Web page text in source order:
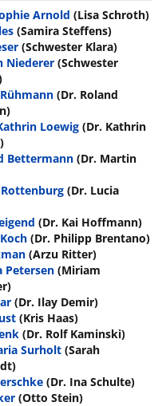
Arnold (Lisa Schroth)
(Samira Steffens)
(Schwester Klara)
Niederer (Schwester
(Dr. Roland
Loewig (Dr. Kathrin
Bettermann (Dr. Martin
Rottenburg (Dr. Lucia
(Dr. Kai Hoffmann)
(Dr. Philipp Brentano)
(Arzu Ritter)
Petersen (Miriam
(Dr. Ilay Demir)
(Kris Haas)
(Dr. Rolf Kaminski)
Surholt (Sarah
(Dr. Ina Schulte)
(Otto Stein)